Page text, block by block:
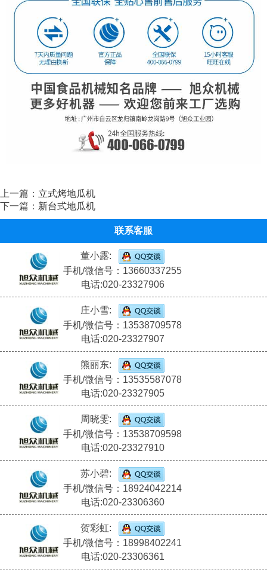
上一篇： 立式烤地瓜机
下一篇： 新台式地瓜机
联系客服
董小露:
手机/微信号：13660337255
电话:020-23327906
庄小雪:
手机/微信号：13538709578
电话:020-23327907
熊丽东:
手机/微信号：13535587078
电话:020-23327905
周晓雯:
手机/微信号：13538709598
电话:020-23327910
苏小碧:
手机/微信号：18924042214
电话:020-23306360
贺彩虹:
手机/微信号：18998402241
电话:020-23306361